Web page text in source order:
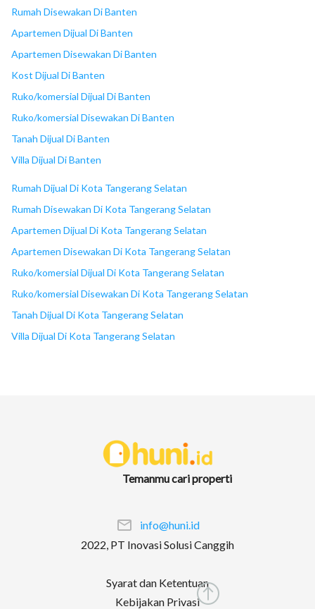
Rumah Disewakan Di Banten
Apartemen Dijual Di Banten
Apartemen Disewakan Di Banten
Kost Dijual Di Banten
Ruko/komersial Dijual Di Banten
Ruko/komersial Disewakan Di Banten
Tanah Dijual Di Banten
Villa Dijual Di Banten
Rumah Dijual Di Kota Tangerang Selatan
Rumah Disewakan Di Kota Tangerang Selatan
Apartemen Dijual Di Kota Tangerang Selatan
Apartemen Disewakan Di Kota Tangerang Selatan
Ruko/komersial Dijual Di Kota Tangerang Selatan
Ruko/komersial Disewakan Di Kota Tangerang Selatan
Tanah Dijual Di Kota Tangerang Selatan
Villa Dijual Di Kota Tangerang Selatan
Temanmu cari properti
info@huni.id
2022, PT Inovasi Solusi Canggih
Syarat dan Ketentuan
Kebijakan Privasi